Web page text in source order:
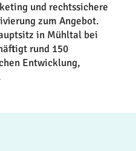
und rechtssichere
zum Angebot.
in Mühltal bei
rund 150
Entwicklung,